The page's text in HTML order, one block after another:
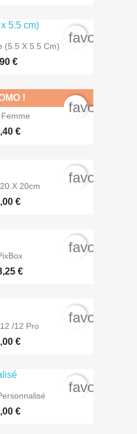
(5.5 X 5.5 Cm)
€
€
!
X 20cm
€
€
/12 Pro
€
€